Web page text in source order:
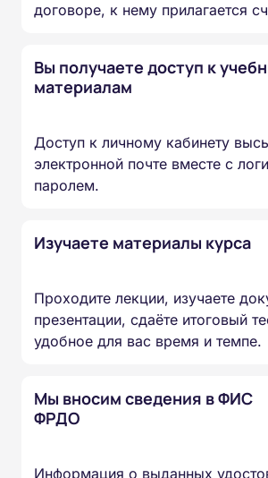
договоре, к нему прилагается
Вы получаете доступ к
материалам
Доступ к личному кабинету
электронной почте вместе с
паролем.
Изучаете материалы курса
Проходите лекции, изучаете
презентации, сдаёте итоговый
удобное для вас время и темпе.
Мы вносим сведения в ФИС
ФРДО
Информация о выданных